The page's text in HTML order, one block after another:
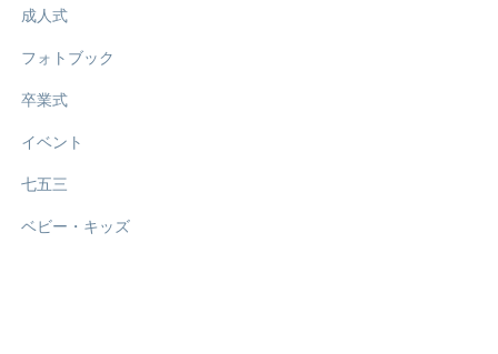
成人式
フォトブック
卒業式
イベント
七五三
ベビー・キッズ